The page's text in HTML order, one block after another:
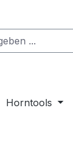
Horntools